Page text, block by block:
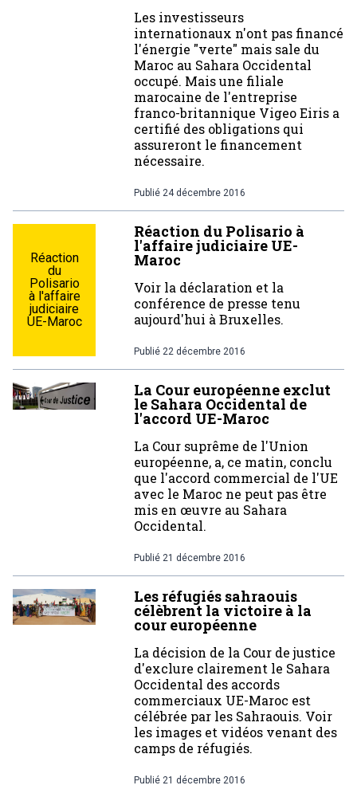
Les investisseurs
internationaux n'ont pas financé
l'énergie "verte" mais sale du
Maroc au Sahara Occidental
occupé. Mais une filiale
marocaine de l'entreprise
franco-britannique Vigeo Eiris a
certifié des obligations qui
assureront le financement
nécessaire.
Publié 24 décembre 2016
Réaction
du
Polisario
à l'affaire
judiciaire
UE-Maroc
Réaction du Polisario à
l'affaire judiciaire UE-
Maroc
Voir la déclaration et la
conférence de presse tenu
aujourd'hui à Bruxelles.
Publié 22 décembre 2016
La Cour européenne exclut
le Sahara Occidental de
l'accord UE-Maroc
La Cour suprême de l'Union
européenne, a, ce matin, conclu
que l'accord commercial de l'UE
avec le Maroc ne peut pas être
mis en œuvre au Sahara
Occidental.
Publié 21 décembre 2016
Les réfugiés sahraouis
célèbrent la victoire à la
cour européenne
La décision de la Cour de justice
d'exclure clairement le Sahara
Occidental des accords
commerciaux UE-Maroc est
célébrée par les Sahraouis. Voir
les images et vidéos venant des
camps de réfugiés.
Publié 21 décembre 2016